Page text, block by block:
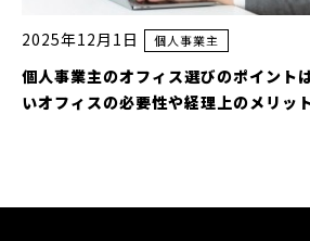
2025年12月1日 個人事業主
個人事業主のオフィス選びのポイント
いオフィスの必要性や経理上のメリッ